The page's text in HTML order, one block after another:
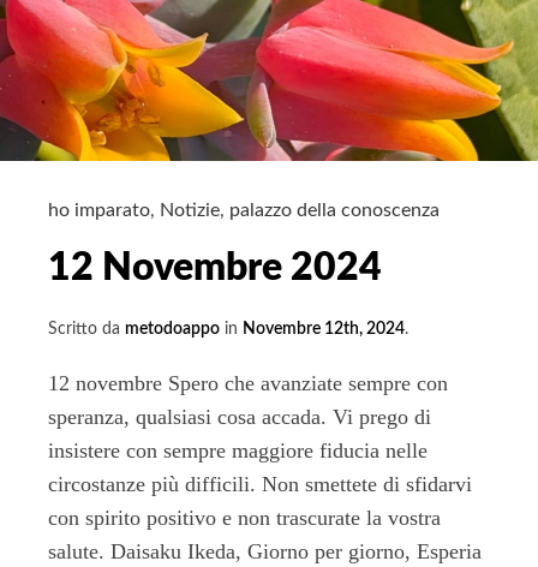
l’inferno
in
terra
ho imparato, Notizie, palazzo della conoscenza
12 Novembre 2024
Scritto da metodoappo in Novembre 12th, 2024.
12 novembre Spero che avanziate sempre con
speranza, qualsiasi cosa accada. Vi prego di
insistere con sempre maggiore fiducia nelle
circostanze più difficili. Non smettete di sfidarvi
con spirito positivo e non trascurate la vostra
salute. Daisaku Ikeda, Giorno per giorno, Esperia